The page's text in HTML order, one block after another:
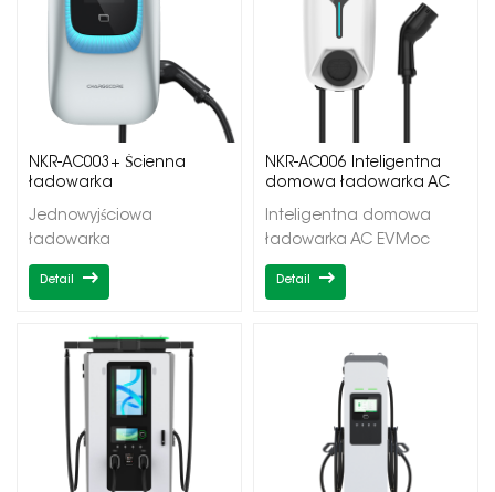
NKR-AC003+ Ścienna
ładowarka
pojedynczym wyjściem
Jednowyjściowa
ładowarka
samochodowa do
7/11/22kWPojedyncze
wyjścieTyp 1/Typ
2OCPP1.6J/DLB
Detail
NKR-AC006 Inteligentna
domowa ładowarka AC
Inteligentna domowa
ładowarka AC EVMoc
wyjściowa
aplikacji/Zaplanuj
ładowanie/Dynamiczne
równoważenie obciążenia
Detail